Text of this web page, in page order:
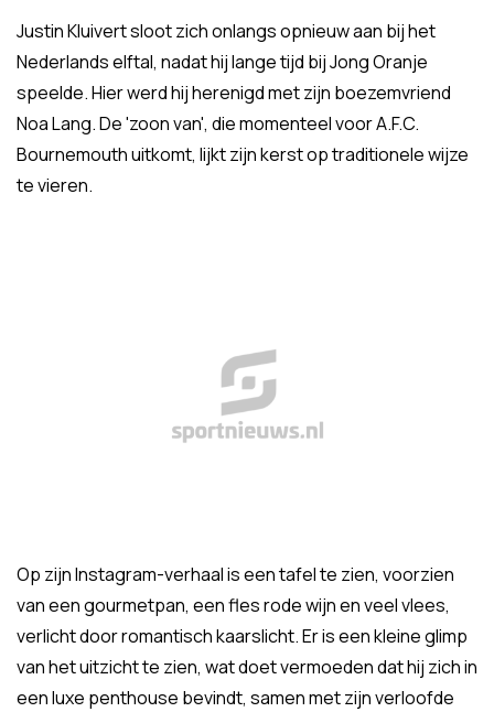
Justin Kluivert sloot zich onlangs opnieuw aan bij het
Nederlands elftal, nadat hij lange tijd bij Jong Oranje
speelde. Hier werd hij herenigd met zijn boezemvriend
Noa Lang. De 'zoon van', die momenteel voor A.F.C.
Bournemouth uitkomt, lijkt zijn kerst op traditionele wijze
te vieren.
Op zijn Instagram-verhaal is een tafel te zien, voorzien
van een gourmetpan, een fles rode wijn en veel vlees,
verlicht door romantisch kaarslicht. Er is een kleine glimp
van het uitzicht te zien, wat doet vermoeden dat hij zich in
een luxe penthouse bevindt, samen met zijn verloofde